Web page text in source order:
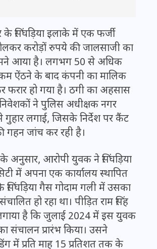
के सिंघड़िया इलाके में एक फर्जी
करोड़ों रुपये की जालसाजी का
आया है। लगभग 50 से अधिक
ऐंठने के बाद कंपनी का मालिक
फरार हो गया है। ठगी का अहसास
ने पुलिस अधीक्षक नगर
गुहार लगाई, जिसके निर्देश पर कैंट
गहन जांच कर रही है।
के अनुसार, आरोपी युवक ने सिंघड़िया
में अपना एक कार्यालय स्थापित
सिंघड़िया गैस गोदाम गली में उसका
हो रहा था। पीड़ित राम सिंह
है कि जुलाई 2024 में इस युवक
संचालन प्रारंभ किया। उसने
में प्रति माह 15 प्रतिशत तक के